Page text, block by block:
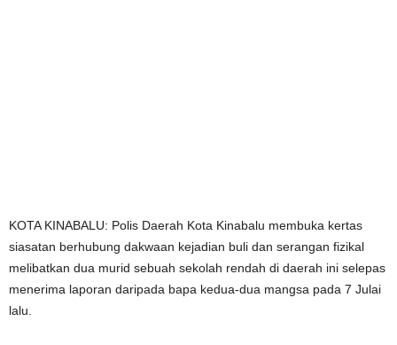
KOTA KINABALU: Polis Daerah Kota Kinabalu membuka kertas
siasatan berhubung dakwaan kejadian buli dan serangan fizikal
melibatkan dua murid sebuah sekolah rendah di daerah ini selepas
menerima laporan daripada bapa kedua-dua mangsa pada 7 Julai
lalu.